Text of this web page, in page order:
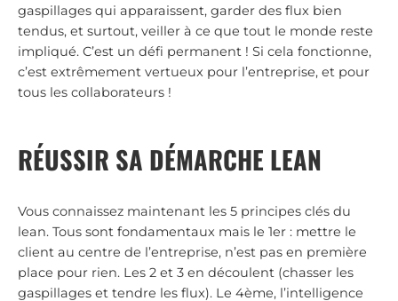
gaspillages qui apparaissent, garder des flux bien
tendus, et surtout, veiller à ce que tout le monde reste
impliqué. C’est un défi permanent ! Si cela fonctionne,
c’est extrêmement vertueux pour l’entreprise, et pour
tous les collaborateurs !
RÉUSSIR SA DÉMARCHE LEAN
Vous connaissez maintenant les 5 principes clés du
lean. Tous sont fondamentaux mais le 1er : mettre le
client au centre de l’entreprise, n’est pas en première
place pour rien. Les 2 et 3 en découlent (chasser les
gaspillages et tendre les flux). Le 4ème, l’intelligence